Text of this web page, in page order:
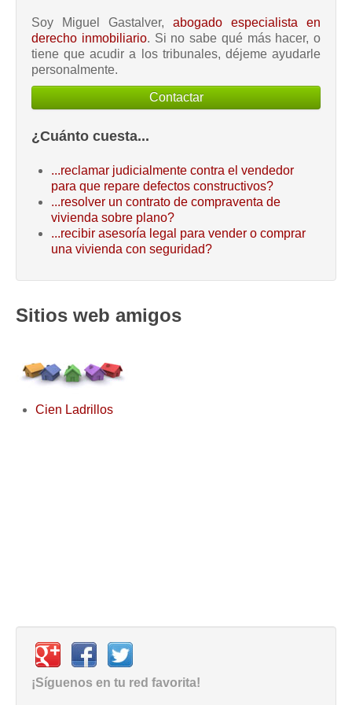
Soy Miguel Gastalver, abogado especialista en
derecho inmobiliario. Si no sabe qué más hacer, o
tiene que acudir a los tribunales, déjeme ayudarle
personalmente.
Contactar
¿Cuánto cuesta...
...reclamar judicialmente contra el vendedor
para que repare defectos constructivos?
...resolver un contrato de compraventa de
vivienda sobre plano?
...recibir asesoría legal para vender o comprar
una vivienda con seguridad?
Sitios web amigos
Cien Ladrillos
¡Síguenos en tu red favorita!